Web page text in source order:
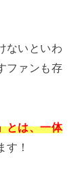
ないといわ
ファンも存
とは、一体
す！